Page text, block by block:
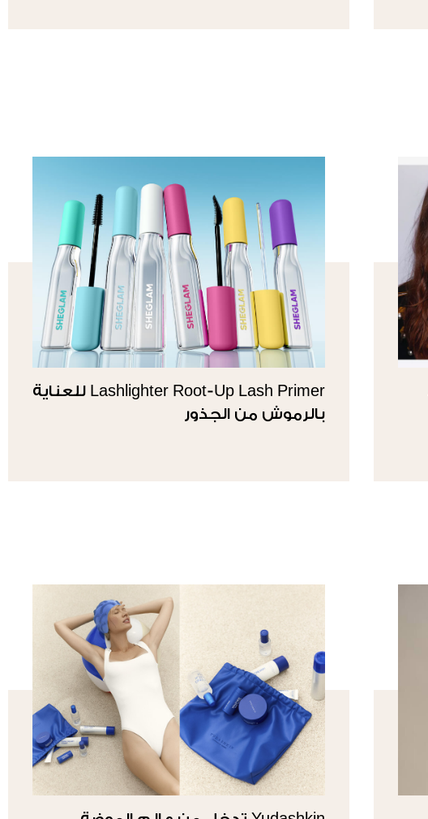
Lashlighter Root-Up Lash Primer للعناية
بالرموش من الجذور